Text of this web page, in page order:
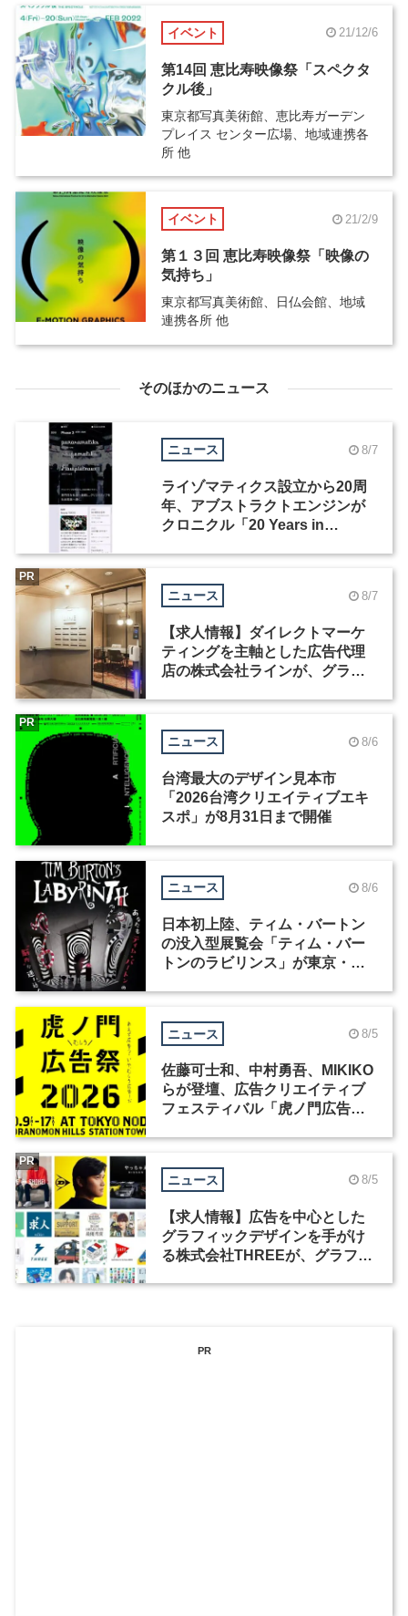
イベント 21/12/6
第14回 恵比寿映像祭「スペクタ
クル後」
東京都写真美術館、恵比寿ガーデン
プレイス センター広場、地域連携各
所 他
イベント 21/2/9
第１３回 恵比寿映像祭「映像の
気持ち」
東京都写真美術館、日仏会館、地域
連携各所 他
そのほかのニュース
ニュース 8/7
ライゾマティクス設立から20周
年、アブストラクトエンジンが
クロニクル「20 Years in
ニュース 8/7
【求人情報】ダイレクトマーケ
ティングを主軸とした広告代理
店の株式会社ラインが、グラフ
PR
ニュース 8/6
台湾最大のデザイン見本市
「2026台湾クリエイティブエキ
スポ」が8月31日まで開催
PR
ニュース 8/6
日本初上陸、ティム・バートン
の没入型展覧会「ティム・バー
トンのラビリンス」が東京・豊
ニュース 8/5
佐藤可士和、中村勇吾、MIKIKO
らが登壇、広告クリエイティブ
フェスティバル「虎ノ門広告
ニュース 8/5
【求人情報】広告を中心とした
グラフィックデザインを手がけ
る株式会社THREEが、グラフィ
PR
PR